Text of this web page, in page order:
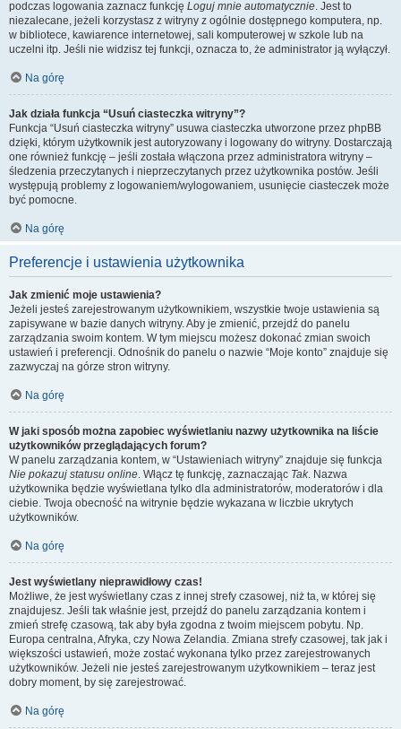
podczas logowania zaznacz funkcję Loguj mnie automatycznie. Jest to
niezalecane, jeżeli korzystasz z witryny z ogólnie dostępnego komputera, np.
w bibliotece, kawiarence internetowej, sali komputerowej w szkole lub na
uczelni itp. Jeśli nie widzisz tej funkcji, oznacza to, że administrator ją wyłączył.
Na górę
Jak działa funkcja “Usuń ciasteczka witryny”?
Funkcja “Usuń ciasteczka witryny” usuwa ciasteczka utworzone przez phpBB
dzięki, którym użytkownik jest autoryzowany i logowany do witryny. Dostarczają
one również funkcję – jeśli została włączona przez administratora witryny –
śledzenia przeczytanych i nieprzeczytanych przez użytkownika postów. Jeśli
występują problemy z logowaniem/wylogowaniem, usunięcie ciasteczek może
być pomocne.
Na górę
Preferencje i ustawienia użytkownika
Jak zmienić moje ustawienia?
Jeżeli jesteś zarejestrowanym użytkownikiem, wszystkie twoje ustawienia są
zapisywane w bazie danych witryny. Aby je zmienić, przejdź do panelu
zarządzania swoim kontem. W tym miejscu możesz dokonać zmian swoich
ustawień i preferencji. Odnośnik do panelu o nazwie “Moje konto” znajduje się
zazwyczaj na górze stron witryny.
Na górę
W jaki sposób można zapobiec wyświetlaniu nazwy użytkownika na liście
użytkowników przeglądających forum?
W panelu zarządzania kontem, w “Ustawieniach witryny” znajduje się funkcja
Nie pokazuj statusu online. Włącz tę funkcję, zaznaczając Tak. Nazwa
użytkownika będzie wyświetlana tylko dla administratorów, moderatorów i dla
ciebie. Twoja obecność na witrynie będzie wykazana w liczbie ukrytych
użytkowników.
Na górę
Jest wyświetlany nieprawidłowy czas!
Możliwe, że jest wyświetlany czas z innej strefy czasowej, niż ta, w której się
znajdujesz. Jeśli tak właśnie jest, przejdź do panelu zarządzania kontem i
zmień strefę czasową, tak aby była zgodna z twoim miejscem pobytu. Np.
Europa centralna, Afryka, czy Nowa Zelandia. Zmiana strefy czasowej, tak jak i
większości ustawień, może zostać wykonana tylko przez zarejestrowanych
użytkowników. Jeżeli nie jesteś zarejestrowanym użytkownikiem – teraz jest
dobry moment, by się zarejestrować.
Na górę